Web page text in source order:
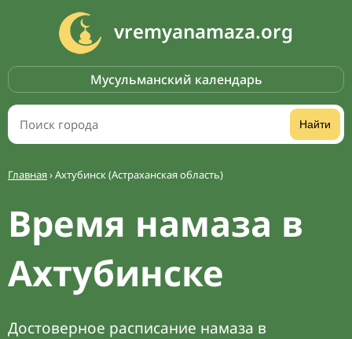
vremyanamaza.org
Мусульманский календарь
Найти
Главная›Ахтубинск (Астраханская область)
Время намаза в
Ахтубинске
Достоверное расписание намаза в